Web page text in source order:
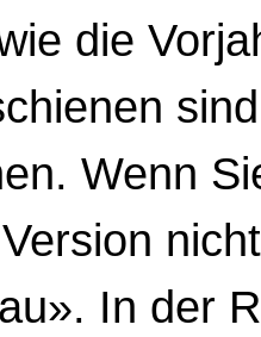
die
Wenn
In der